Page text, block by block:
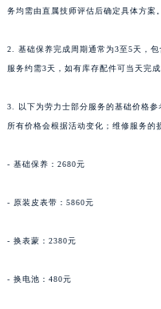
务均需由直属技师评估后确定具体方案。
2. 基础保养完成周期通常为3至5天，
服务约需3天，如有库存配件可当天完成
3. 以下为劳力士部分服务的基础价格参
所有价格会根据活动变化；维修服务的
- 基础保养：2680元
- 原装皮表带：5860元
- 换表蒙：2380元
- 换电池：480元